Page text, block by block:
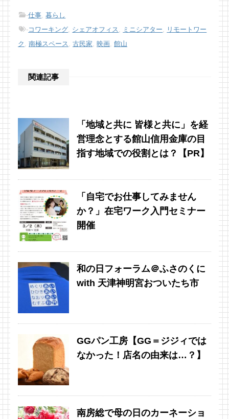
-仕事 ,暮らし
-コワーキング シェアオフィス ミニシアター
リモートワー
ク
南極スペース 古民家 映画 館山
関連記事
「地域と共に 皆様と共に」を経
営理念とする館山信用金庫の目
指す地域での役割とは？【PR】
「自宅でお仕事してみません
か？」在宅ワーク入門セミナー
開催
和の日フォーラム＠ふさのくに
with 天津神明宮おついたち市
GGパン工房【GG＝ジジィでは
なかった！店名の由来は…？】
南房総で母の日のカーネーショ